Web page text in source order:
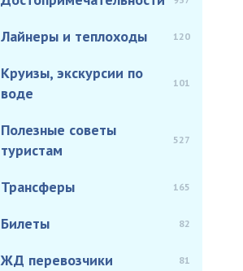
Лайнеры и теплоходы 120
Круизы, экскурсии по
воде
101
Полезные советы
туристам
527
Трансферы 165
Билеты 82
ЖД перевозчики 81